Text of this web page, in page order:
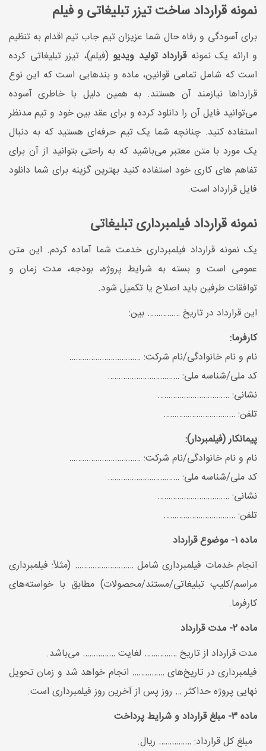
نمونه قرارداد ساخت تیزر تبلیغاتی و فیلم
برای آسودگی و رفاه حال شما عزیزان تیم جاب تیم اقدام به تنظیم
و ارائه یک نمونهقرارداد تولید ویدیو (فیلم)، تیزر تبلیغاتی کرده
است که شامل تمامی قوانین، ماده و بند‌هایی است که این نوع
قرارداها نیازمند آن هستند. به همین دلیل با خاطری آسوده
می‌توانید فایل آن را دانلود کرده و برای عقد بین خود و تیم مدنظر
استفاده کنید. چنانچه شما یک تیم حرفه‌ای هستید که به دنبال
یک مورد با متن معتبر می‌باشید که به راحتی بتوانید از آن برای
تفاهم های کاری خود استفاده کنید بهترین گزینه برای شما دانلود
فایل قرارداد است.
نمونه قرارداد فیلمبرداری تبلیغاتی
یک نمونه قرارداد فیلمبرداری خدمت شما آماده کردم. این متن
عمومی است و بسته به شرایط پروژه، بودجه، مدت زمان و
توافقات طرفین باید اصلاح یا تکمیل شود.
این قرارداد در تاریخ …………… بین:
کارفرما:
نام و نام خانوادگی/نام شرکت: ……………………………
کد ملی/شناسه ملی: ……………………………
نشانی: ……………………………
تلفن: ……………………………
پیمانکار (فیلمبردار):
نام و نام خانوادگی/نام شرکت: ……………………………
کد ملی/شناسه ملی: ……………………………
نشانی: ……………………………
تلفن: ……………………………
ماده ۱- موضوع قرارداد
انجام خدمات فیلمبرداری شامل ……………………… (مثلاً: فیلمبرداری
مراسم/کلیپ تبلیغاتی/مستند/محصولات) مطابق با خواسته‌های
کارفرما.
ماده ۲- مدت قرارداد
مدت قرارداد از تاریخ …………… لغایت …………… می‌باشد.
فیلمبرداری در تاریخ‌های …………… انجام خواهد شد و زمان تحویل
نهایی پروژه حداکثر … روز پس از آخرین روز فیلمبرداری است.
ماده ۳- مبلغ قرارداد و شرایط پرداخت
مبلغ کل قرارداد: …………… ریال.